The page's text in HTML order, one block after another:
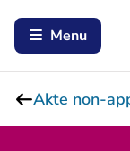
Menu
Akte non-